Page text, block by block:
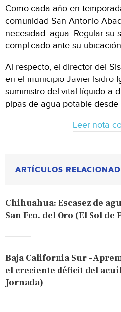
Como cada año en
comunidad San Antonio
necesidad: agua. Regular su
complicado ante su
Al respecto, el director del
en el municipio Javier Isidro
suministro del vital líquido a
pipas de agua potable desde
Leer nota
ARTÍCULOS
Chihuahua: Escasez de
San Fco. del Oro (El Sol de
Baja California Sur –
el creciente déficit del
Jornada)